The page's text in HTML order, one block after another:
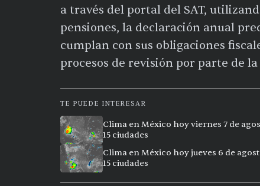
a través del portal del SAT,
pensiones, la declaración anual
cumplan con sus obligaciones
procesos de revisión por parte de
TE PUEDE INTERESAR
Clima en México hoy viernes 7 de
15 ciudades
Clima en México hoy jueves 6 de
15 ciudades